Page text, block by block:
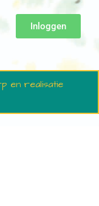
Inloggen
en realisatie